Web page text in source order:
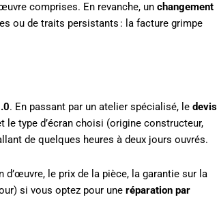
comprises. En revanche, un changement
ou de traits persistants : la facture grimpe
. En passant par un atelier spécialisé, le devis
le type d’écran choisi (origine constructeur,
de quelques heures à deux jours ouvrés.
d’œuvre, le prix de la pièce, la garantie sur la
si vous optez pour une réparation par